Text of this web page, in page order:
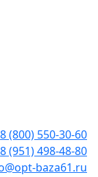
8 (800) 550-30-60
8 (951) 498-48-80
baza61.ru